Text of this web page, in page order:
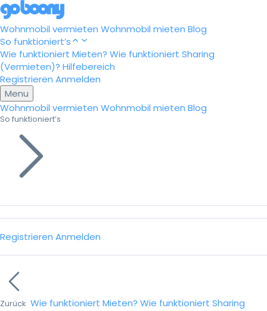
Wohnmobil vermieten Wohnmobil mieten Blog
So funktioniert’s
Wie funktioniert Mieten? Wie funktioniert Sharing
(Vermieten)? Hilfebereich
Registrieren Anmelden
Menu
Wohnmobil vermieten Wohnmobil mieten Blog
So funktioniert’s
Registrieren Anmelden
Zurück Wie funktioniert Mieten? Wie funktioniert Sharing